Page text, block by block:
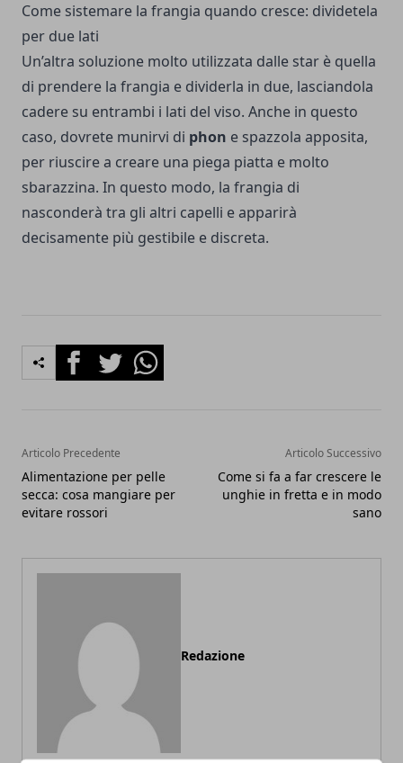
Come sistemare la frangia quando cresce: dividetela
per due lati
Un’altra soluzione molto utilizzata dalle star è quella
di prendere la frangia e dividerla in due, lasciandola
cadere su entrambi i lati del viso. Anche in questo
caso, dovrete munirvi di phon e spazzola apposita,
per riuscire a creare una piega piatta e molto
sbarazzina. In questo modo, la frangia di
nasconderà tra gli altri capelli e apparirà
decisamente più gestibile e discreta.
FacebookTwitterWhatsapp
Articolo Precedente
Alimentazione per pelle
secca: cosa mangiare per
evitare rossori
Articolo Successivo
Come si fa a far crescere le
unghie in fretta e in modo
sano
Redazione